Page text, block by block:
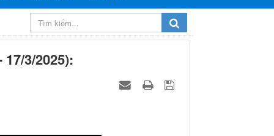
17/3/2025):